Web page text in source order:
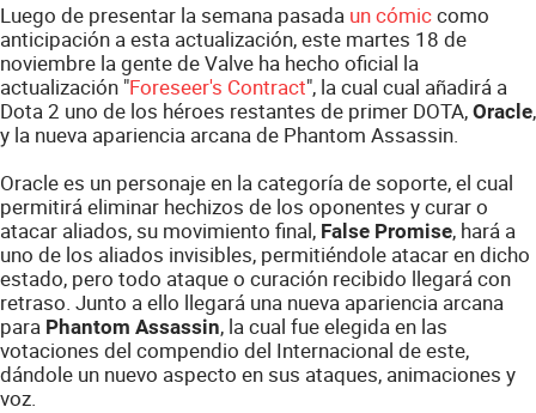
Luego de presentar la semana pasada un cómiccomo
anticipación a esta actualización, este martes 18 de
noviembre la gente de Valve ha hecho oficial la
actualización "Foreseer's Contract", la cual cual añadirá a
Dota 2 uno de los héroes restantes de primer DOTA, Oracle,
y la nueva apariencia arcana de Phantom Assassin.
Oracle es un personaje en la categoría de soporte, el cual
permitirá eliminar hechizos de los oponentes y curar o
atacar aliados, su movimiento final, False Promise, hará a
uno de los aliados invisibles, permitiéndole atacar en dicho
estado, pero todo ataque o curación recibido llegará con
retraso. Junto a ello llegará una nueva apariencia arcana
para Phantom Assassin, la cual fue elegida en las
votaciones del compendio del Internacional de este,
dándole un nuevo aspecto en sus ataques, animaciones y
voz.